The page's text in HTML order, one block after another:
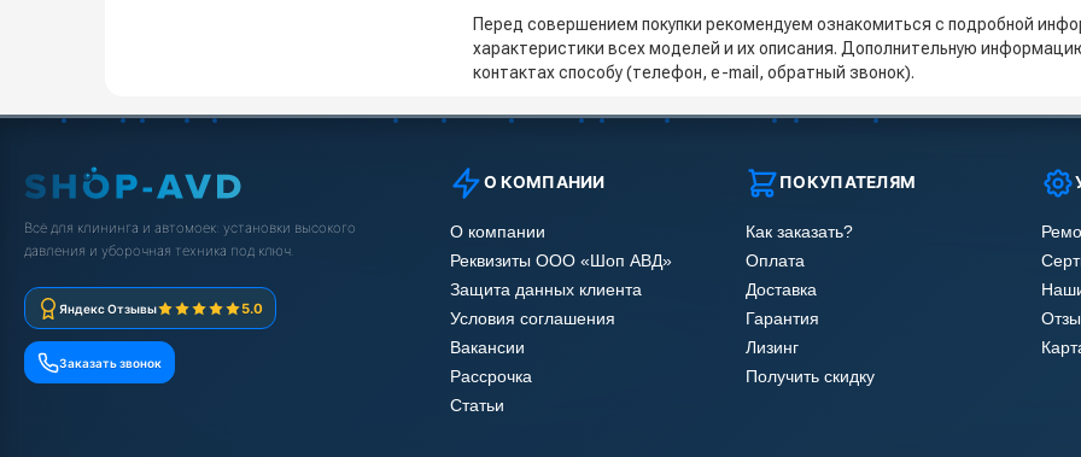
Перед совершением покупки рекомендуем ознакомиться с подробной
характеристики всех моделей и их описания. Дополнительную
контактах способу (телефон, e-mail, обратный звонок).
Всё для клининга и автомоек: установки высокого
давления и уборочная техника под ключ.
Яндекс Отзывы 5.0
Заказать звонок
О КОМПАНИИ
О компании
Реквизиты ООО «Шоп АВД»
Защита данных клиента
Условия соглашения
Вакансии
Рассрочка
Статьи
ПОКУПАТЕЛЯМ
Как заказать?
Оплата
Доставка
Гарантия
Лизинг
Получить скидку